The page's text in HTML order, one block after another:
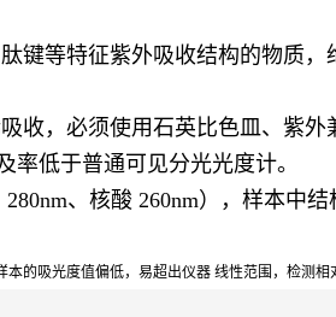
键等特征紫外吸收结构的物质
收，必须使用石英比色皿、紫
低于普通可见分光光度计。
、核酸 260nm），样本中
的吸光度值偏低，易超出仪器 线性范围，检测相